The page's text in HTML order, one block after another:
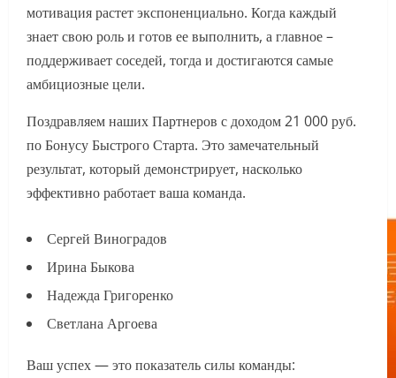
мотивация растет экспоненциально. Когда каждый
знает свою роль и готов ее выполнить, а главное –
поддерживает соседей, тогда и достигаются самые
амбициозные цели.
Поздравляем наших Партнеров с доходом 21 000 руб.
по Бонусу Быстрого Старта. Это замечательный
результат, который демонстрирует, насколько
эффективно работает ваша команда.
Сергей Виноградов
Ирина Быкова
Надежда Григоренко
Светлана Аргоева
Ваш успех — это показатель силы команды: